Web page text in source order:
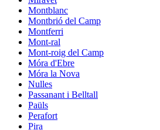
Montblanc
Montbrió del Camp
Montferri
Mont-ral
Mont-roig del Camp
Móra d'Ebre
Móra la Nova
Nulles
Passanant i Belltall
Paüls
Perafort
Pira